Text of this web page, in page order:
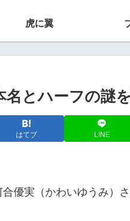
虎に翼
とハーフの謎
はてブ LINE
優実（かわいゆうみ）さ